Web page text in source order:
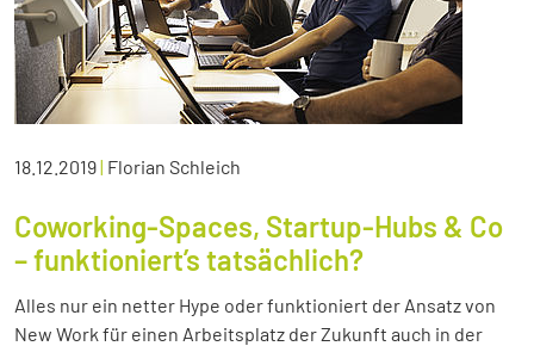
18.12.2019| Florian Schleich
Coworking-Spaces, Startup-Hubs & Co
– funktioniert’s tatsächlich?
Alles nur ein netter Hype oder funktioniert der Ansatz von
New Work für einen Arbeitsplatz der Zukunft auch in der